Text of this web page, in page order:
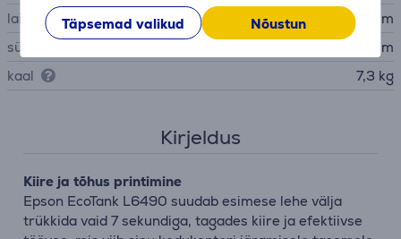
Täpsemad valikud Nõustun
laius
34,6 cm
sügavus
37,5 cm
kaal
7,3 kg
Kirjeldus
Kiire ja tõhus printimine
Epson EcoTank L6490 suudab esimese lehe välja
trükkida vaid 7 sekundiga, tagades kiire ja efektiivse